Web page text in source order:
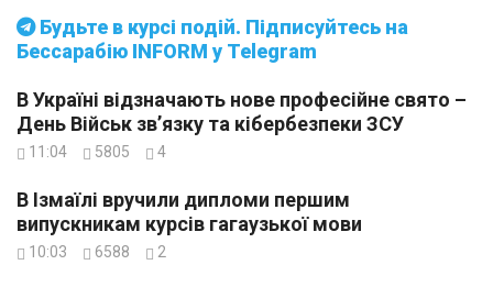
Будьте в курсі подій. Підписуйтесь на
Бессарабію INFORM у Telegram
В Україні відзначають нове професійне свято –
День Військ зв’язку та кібербезпеки ЗСУ
11:04 5805 4
В Ізмаїлі вручили дипломи першим
випускникам курсів гагаузької мови
10:03 6588 2